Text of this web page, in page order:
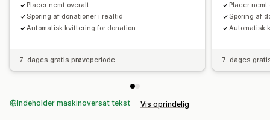
Placer nemt overalt
Sporing af donationer i realtid
Automatisk kvittering for donation
7-dages gratis prøveperiode
Placer nemt
Sporing af
Automatisk
7-dages
Indeholder maskinoversat tekst Vis oprindelig